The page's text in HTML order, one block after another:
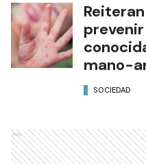
mano-
SOCIEDAD
Ads